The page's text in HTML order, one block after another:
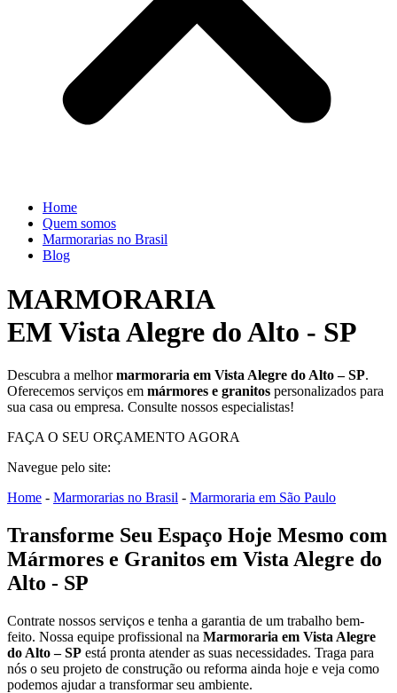
Home
Quem somos
Marmorarias no Brasil
Blog
MARMORARIA
EM Vista Alegre do Alto - SP
Descubra a melhormarmoraria em Vista Alegre do Alto – SP.
Oferecemos serviços em mármores e granitos personalizados para
sua casa ou empresa. Consulte nossos especialistas!
FAÇA O SEU ORÇAMENTO AGORA
Navegue pelo site:
Home - Marmorarias no Brasil - Marmoraria em São Paulo
Transforme Seu Espaço Hoje Mesmo com
Mármores e Granitos em Vista Alegre do
Alto - SP
Contrate nossos serviços e tenha a garantia de um trabalho bem-
feito. Nossa equipe profissional na Marmoraria em Vista Alegre
do Alto – SP está pronta atender as suas necessidades. Traga para
nós o seu projeto de construção ou reforma ainda hoje e veja como
podemos ajudar a transformar seu ambiente.